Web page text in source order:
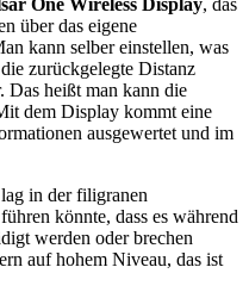
über das eigene
kann selber einstellen, was
zurückgelegte Distanz
Das heißt man kann die
dem Display kommt eine
ausgewertet und im
in der filigranen
könnte, dass es während
werden oder brechen
auf hohem Niveau, das ist